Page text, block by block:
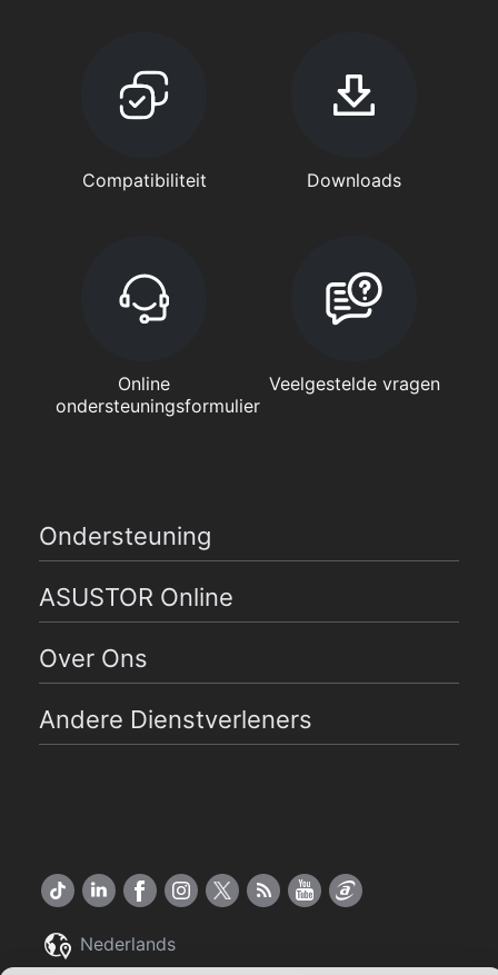
Compatibiliteit Downloads
Online
ondersteuningsformulier
Veelgestelde vragen
Ondersteuning
ASUSTOR Online
Over Ons
Andere Dienstverleners
Nederlands